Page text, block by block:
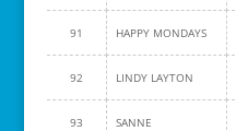
91 HAPPY MONDAYS
92 LINDY LAYTON
93 SANNE